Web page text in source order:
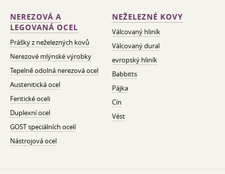
NEREZOVÁ A
LEGOVANÁ OCEL
Prášky z neželezných kovů
Nerezové mlýnské výrobky
Tepelně odolná nerezová ocel
Austenitická ocel
Feritické oceli
Duplexní ocel
GOST speciálních ocelí
Nástrojová ocel
NEŽELEZNÉ KOVY
Válcovaný hliník
Válcovaný dural
evropský hliník
Babbitts
Pájka
Cín
Vést